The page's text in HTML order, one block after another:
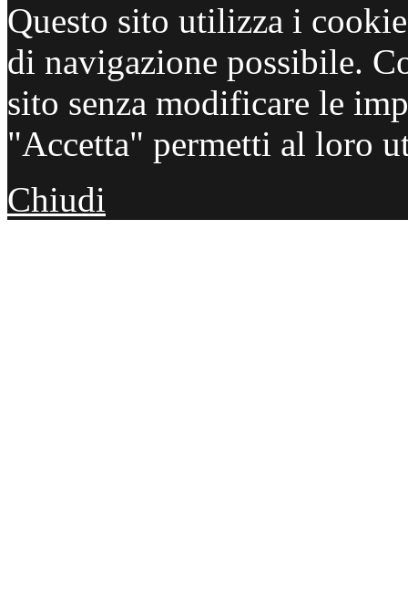
Questo sito utilizza i
di navigazione possibile.
sito senza modificare le
"Accetta" permetti al loro
Chiudi